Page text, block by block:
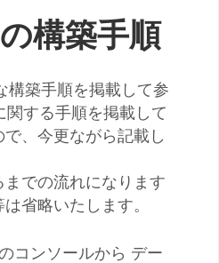
構築手順
構築手順を掲載して参
関する手順を掲載して
、今更ながら記載し
での流れになります
省略いたします。
コンソールから デー